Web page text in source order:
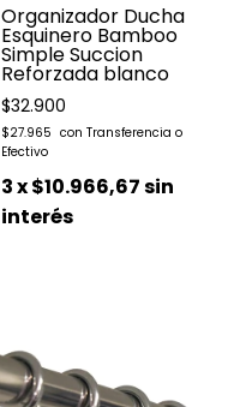
Organizador Ducha
Esquinero Bamboo
Simple Succion
Reforzada blanco
$32.900
$27.965
3x$10.966,67sin
interés